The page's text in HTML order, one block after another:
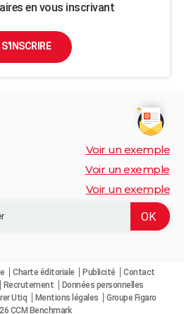
en vous inscrivant
S'INSCRIRE
Voir un exemple
Voir un exemple
Voir un exemple
Charte éditoriale Publicité
Contact
Recrutement
Données personnelles
Utiq Mentions légales
Groupe Figaro
CCM Benchmark